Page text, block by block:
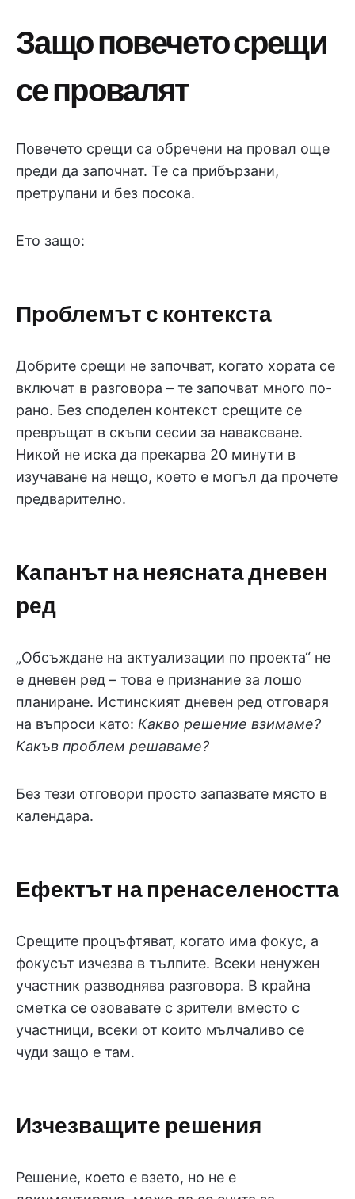
Защо повечето срещи
се провалят
Повечето срещи са обречени на провал още
преди да започнат. Те са прибързани,
претрупани и без посока.
Ето защо:
Проблемът с контекста
Добрите срещи не започват, когато хората се
включат в разговора – те започват много по-
рано. Без споделен контекст срещите се
превръщат в скъпи сесии за наваксване.
Никой не иска да прекарва 20 минути в
изучаване на нещо, което е могъл да прочете
предварително.
Капанът на неясната дневен
ред
„Обсъждане на актуализации по проекта“ не
е дневен ред – това е признание за лошо
планиране. Истинският дневен ред отговаря
на въпроси като: Какво решение взимаме?
Какъв проблем решаваме?
Без тези отговори просто запазвате място в
календара.
Ефектът на пренаселеността
Срещите процъфтяват, когато има фокус, а
фокусът изчезва в тълпите. Всеки ненужен
участник разводнява разговора. В крайна
сметка се озовавате с зрители вместо с
участници, всеки от които мълчаливо се
чуди защо е там.
Изчезващите решения
Решение, което е взето, но не е